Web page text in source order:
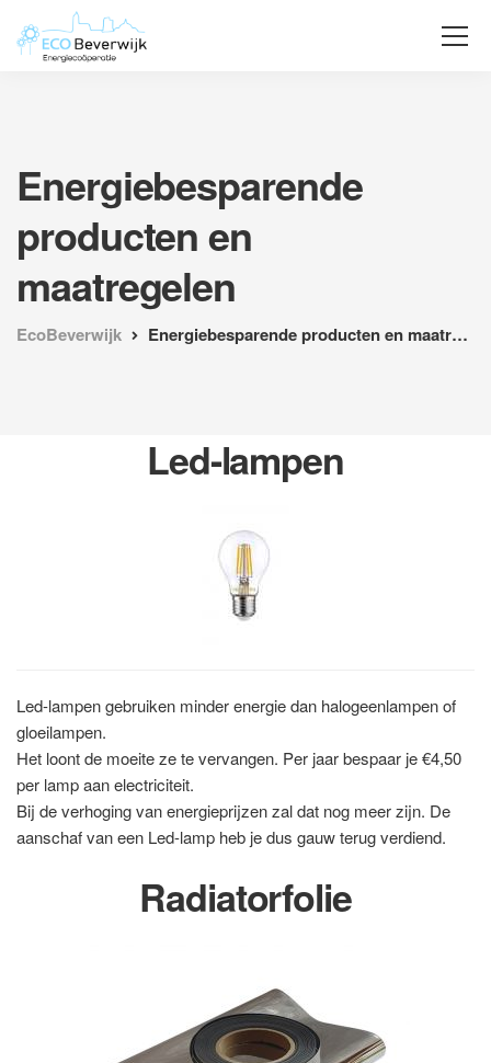
Energiebesparende
producten en
maatregelen
EcoBeverwijk Energiebesparende producten en maatregelen
Led-lampen
Led-lampen gebruiken minder energie dan halogeenlampen of
gloeilampen.
Het loont de moeite ze te vervangen. Per jaar bespaar je €4,50
per lamp aan electriciteit.
Bij de verhoging van energieprijzen zal dat nog meer zijn. De
aanschaf van een Led-lamp heb je dus gauw terug verdiend.
Radiatorfolie